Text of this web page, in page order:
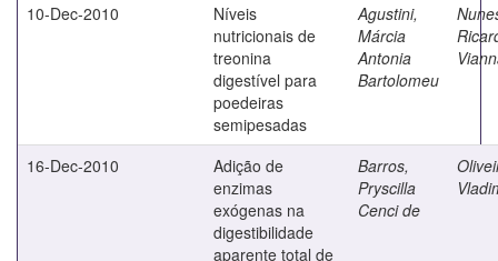
10-Dec-2010
Níveis
nutricionais de
treonina
digestível para
poedeiras
semipesadas
Agustini,
Márcia
Antonia
Bartolomeu
16-Dec-2010
Adição de
enzimas
exógenas na
digestibilidade
aparente total de
Barros,
Pryscilla
Cenci de